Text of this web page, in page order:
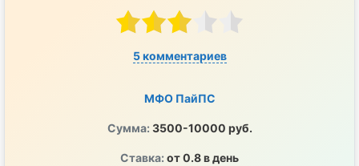
5 комментариев
МФО ПайПС
Сумма: 3500-10000 руб.
Ставка: от 0.8 в день